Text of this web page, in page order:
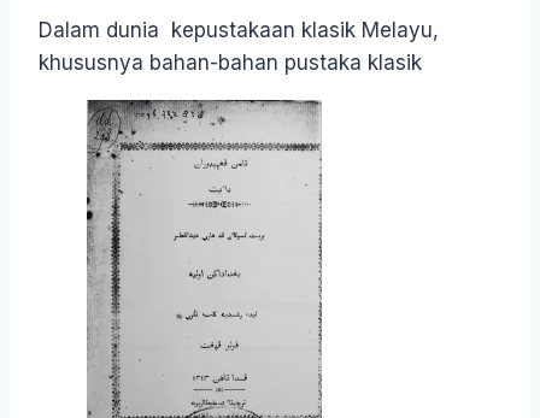
Dalam dunia kepustakaan klasik Melayu,
khususnya bahan-bahan pustaka klasik